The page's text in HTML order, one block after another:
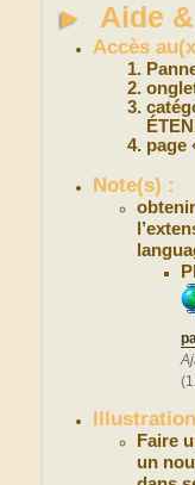
► Aide
Accès
page
Note(s) :
Faire
un